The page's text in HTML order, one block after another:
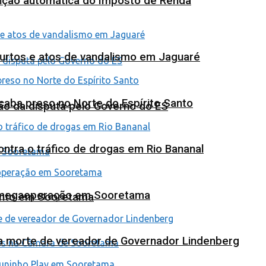
da disputa pelo Governo do ES
em Sooretama
e atos de vandalismo em Jaguaré
preso no Norte do Espírito Santo
o tráfico de drogas em Rio Bananal
em Sooretama
de vereador de Governador Lindenberg